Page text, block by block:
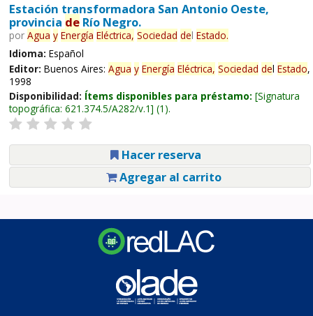
Estación transformadora San Antonio Oeste,
provincia deRío Negro.
por Agua y Energía Eléctrica, Sociedad del Estado.
Idioma: Español
Editor: Buenos Aires: Agua y Energía Eléctrica, Sociedad del Estado,
1998
Disponibilidad: Ítems disponibles para préstamo: Signatura
topográfica: 621.374.5/A282/v.1 (1).
Hacer reserva
Agregar al carrito